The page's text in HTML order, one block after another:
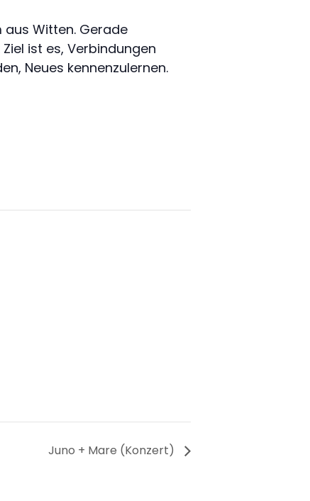
aus Witten. Gerade
ist es, Verbindungen
Neues kennenzulernen.
Juno + Mare (Konzert)